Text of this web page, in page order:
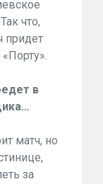
что,
придет
в
матч, но
за